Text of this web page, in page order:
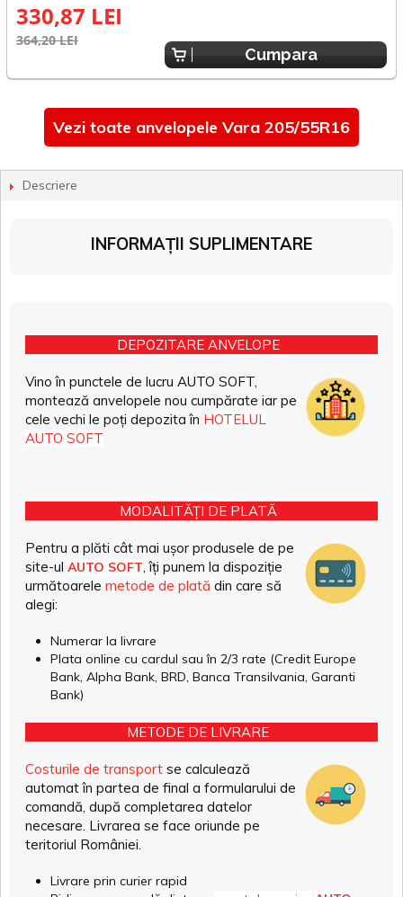
330,87 LEI
364,20 LEI
Cumpara
Vezi toate anvelopele Vara 205/55R16
Descriere
INFORMAȚII SUPLIMENTARE
DEPOZITARE ANVELOPE
Vino în punctele de lucru AUTO SOFT,
montează anvelopele nou cumpărate iar pe
cele vechi le poți depozita în HOTELUL
AUTO SOFT
MODALITĂȚI DE PLATĂ
Pentru a plăti cât mai ușor produsele de pe
site-ul AUTO SOFT, îți punem la dispoziție
următoarele metode de plată din care să
alegi:
Numerar la livrare
Plata online cu cardul sau în 2/3 rate (Credit Europe
Bank, Alpha Bank, BRD, Banca Transilvania, Garanti
Bank)
METODE DE LIVRARE
Costurile de transport se calculează
automat în partea de final a formularului de
comandă, după completarea datelor
necesare. Livrarea se face oriunde pe
teritoriul României.
Livrare prin curier rapid